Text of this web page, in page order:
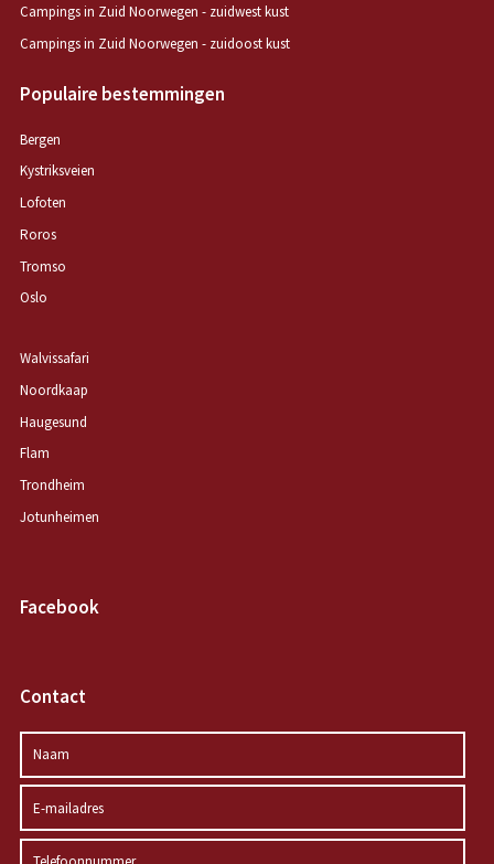
Campings in Zuid Noorwegen - zuidwest kust
Campings in Zuid Noorwegen - zuidoost kust
Populaire bestemmingen
Bergen
Kystriksveien
Lofoten
Roros
Tromso
Oslo
Walvissafari
Noordkaap
Haugesund
Flam
Trondheim
Jotunheimen
Facebook
Contact